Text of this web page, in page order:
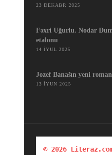
23 DEKABR 2025
Fəxri Uğurlu. Nodar
etalonu
14 İYUL 2025
Jozef Banašın yeni
13 İYUN 2025
© 2026